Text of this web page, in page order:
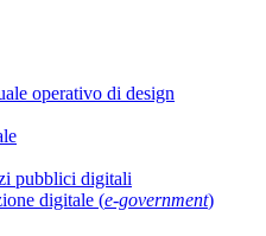
operativo di design
pubblici digitali
digitale (e-government)